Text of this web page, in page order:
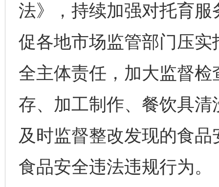
法》，持续加强对托育
促各地市场监管部门压
全主体责任，加大监督
存、加工制作、餐饮具
及时监督整改发现的食
食品安全违法违规行为。